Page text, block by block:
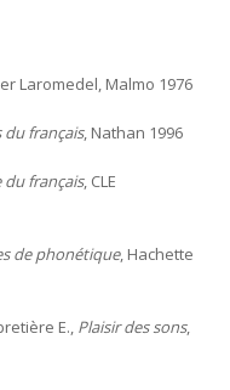
Laromedel, Malmo 1976
français, Nathan 1996
français, CLE
de phonétique, Hachette
E., Plaisir des sons,